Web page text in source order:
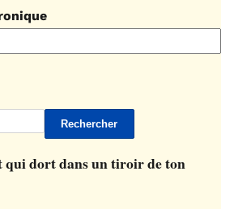
qui dort dans un tiroir de ton